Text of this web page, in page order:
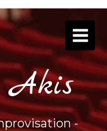
Akis
-